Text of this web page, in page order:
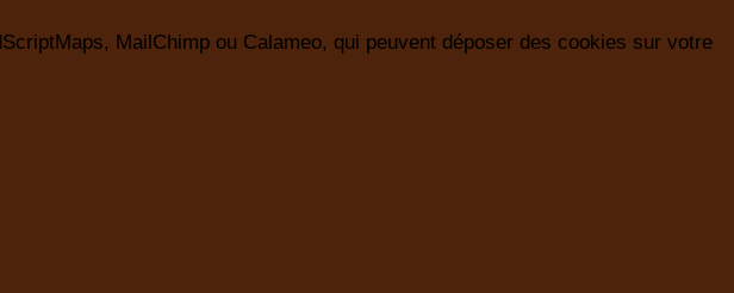
MailChimp ou Calameo, qui peuvent déposer des cookies sur votre